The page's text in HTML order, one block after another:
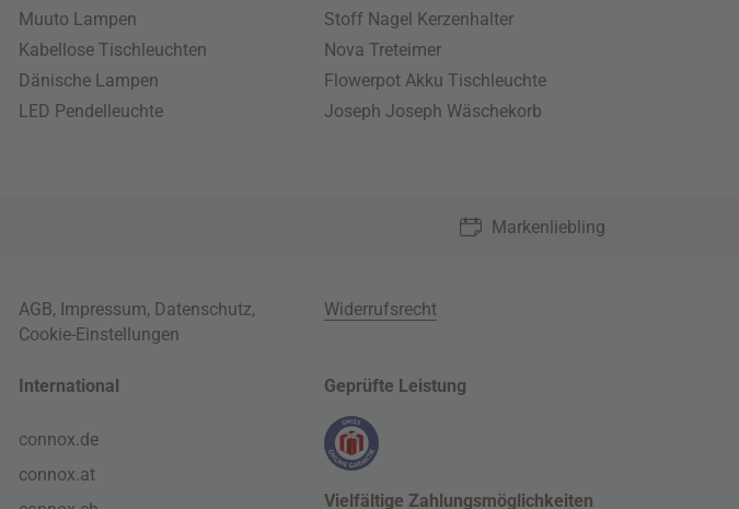
Muuto Lampen
Kabellose Tischleuchten
Dänische Lampen
LED Pendelleuchte
Stoff Nagel Kerzenhalter
Nova Treteimer
Flowerpot Akku Tischleuchte
Joseph Joseph Wäschekorb
Markenliebling
AGB, Impressum, Datenschutz,
Cookie-Einstellungen
Widerrufsrecht
International
connox.de
connox.at
Geprüfte Leistung
Vielfältige Zahlungsmöglichkeiten